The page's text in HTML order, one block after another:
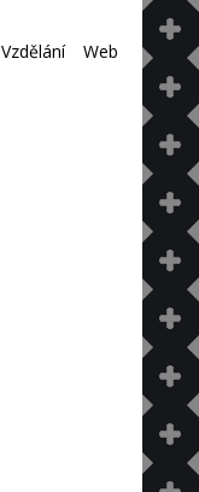
Vzdělání Web